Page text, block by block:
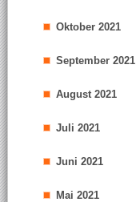
Oktober 2021
September 2021
August 2021
Juli 2021
Juni 2021
Mai 2021